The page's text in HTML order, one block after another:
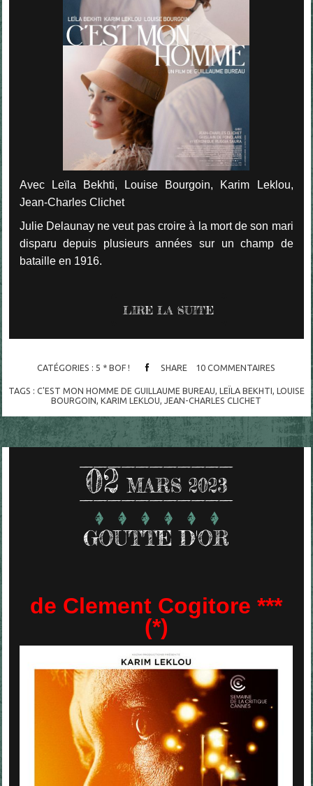
Avec Leïla Bekhti, Louise Bourgoin, Karim Leklou,
Jean-Charles Clichet
Julie Delaunay ne veut pas croire à la mort de son mari
disparu depuis plusieurs années sur un champ de
bataille en 1916.
LIRE LA SUITE
CATÉGORIES : 5 * BOF ! SHARE 10 COMMENTAIRES
TAGS : C'EST MON HOMME DE GUILLAUME BUREAU LEÏLA BEKHTI LOUISE
BOURGOIN ,KARIM LEKLOU JEAN-CHARLES CLICHET
02 MARS 2023
GOUTTE D'OR
de Clement Cogitore ***
(*)